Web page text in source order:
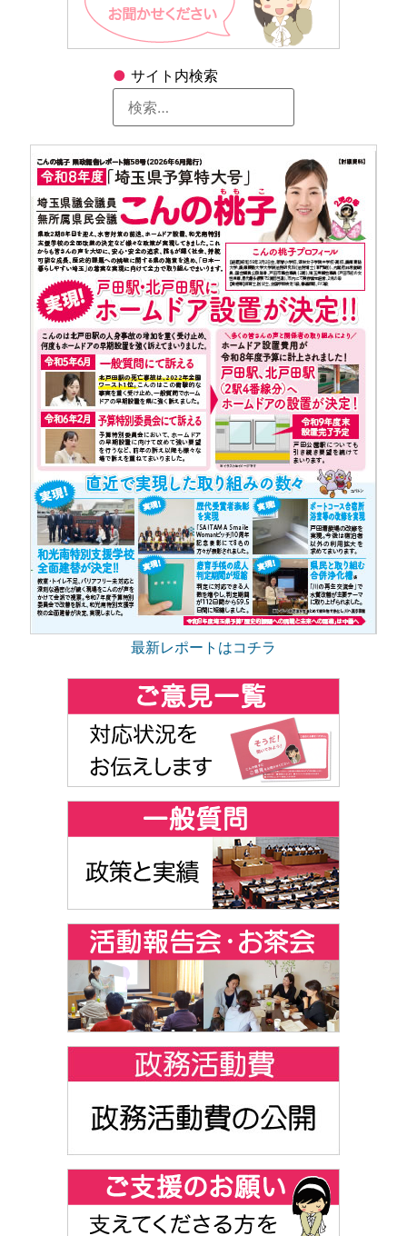
● サイト内検索
最新レポートはコチラ